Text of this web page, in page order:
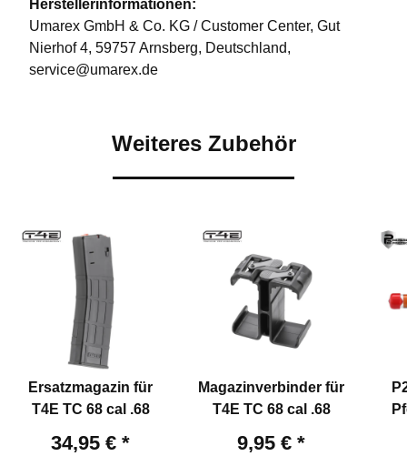
Herstellerinformationen:
Umarex GmbH & Co. KG / Customer Center, Gut
Nierhof 4, 59757 Arnsberg, Deutschland,
service@umarex.de
Weiteres Zubehör
Ersatzmagazin für
T4E TC 68 cal .68
34,95 € *
Magazinverbinder für
T4E TC 68 cal .68
9,95 € *